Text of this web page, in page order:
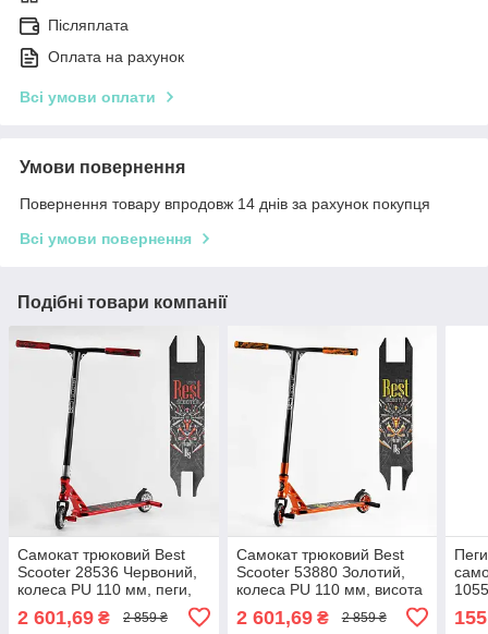
Післяплата
Оплата на рахунок
Всі умови оплати
Умови повернення
Повернення товару впродовж 14 днів за рахунок покупця
Всі умови повернення
Подібні товари компанії
Самокат трюковий Best
Scooter 28536 Червоний,
колеса PU 110 мм, пеги,
Анодоване фарбування,
висота 85 см
2 601,69 ₴ 2 859 ₴
Самокат трюковий Best
Scooter 53880 Золотий,
колеса PU 110 мм, висота
85 см, пеги, алюмінієвий
диск і дека
2 601,69₴ 2 859 ₴
5.5